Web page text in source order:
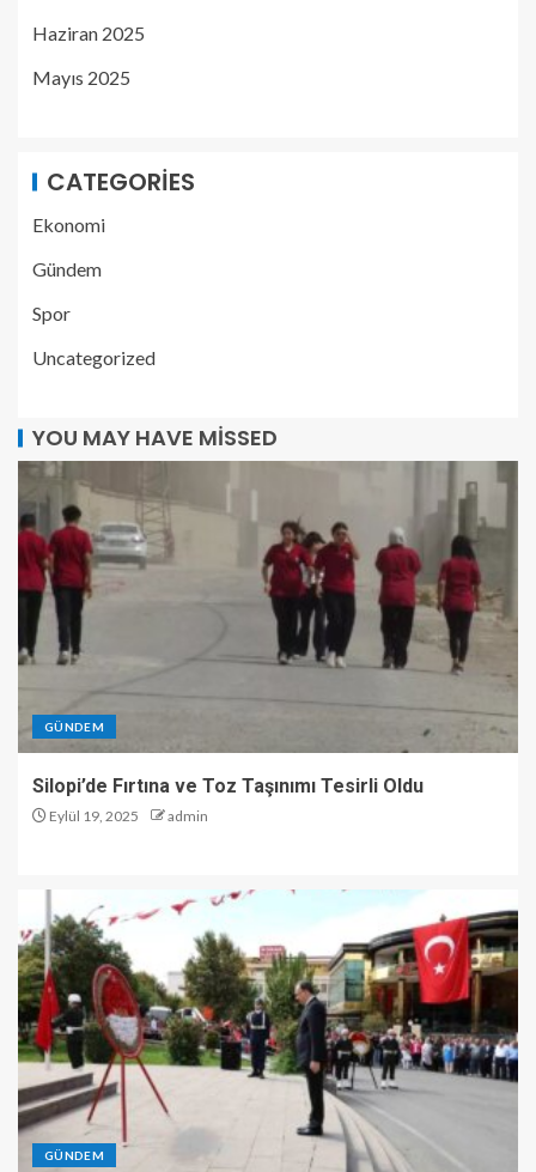
Haziran 2025
Mayıs 2025
CATEGORIES
Ekonomi
Gündem
Spor
Uncategorized
YOU MAY HAVE MISSED
GÜNDEM
Silopi’de Fırtına ve Toz Taşınımı Tesirli Oldu
Eylül 19, 2025 admin
GÜNDEM